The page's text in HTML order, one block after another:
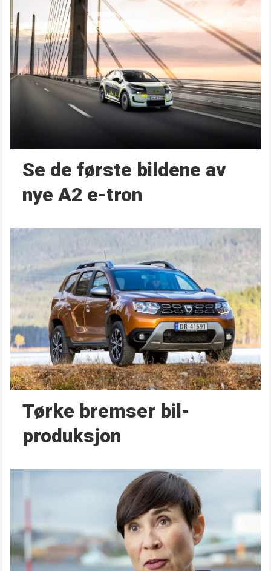
Se de første bildene av
nye A2 e-tron
Tørke bremser bil­
produksjon